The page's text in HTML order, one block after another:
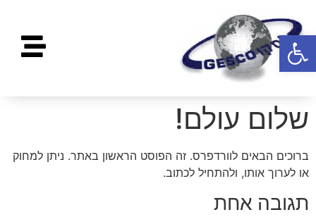
פתח סרגל נגישות
שלום עולם!
ברוכים הבאים לוורדפרס. זה הפוסט הראשון באתר. ניתן למחוק
או לערוך אותו, ולהתחיל לכתוב.
תגובה אחת